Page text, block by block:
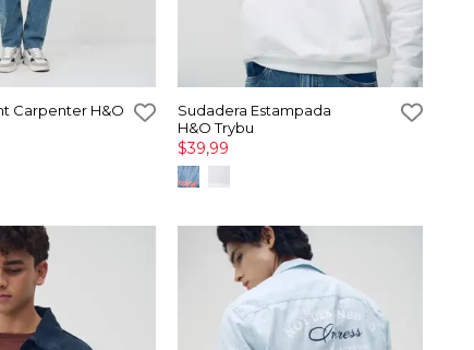
Carpenter H&O
Sudadera Estampada
H&O Trybu
$39,99